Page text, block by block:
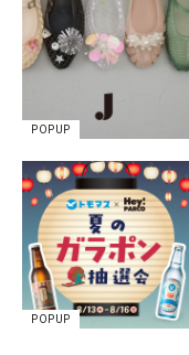
POPUP
POPUP